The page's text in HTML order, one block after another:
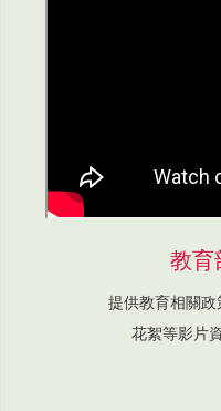
教育
提供教育相關
花絮等影片